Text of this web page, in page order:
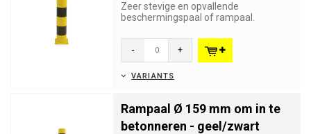
Zeer stevige en opvallende
beschermingspaal of rampaal.
winkelbeveilig...
- +
VARIANTS
Rampaal Ø 159 mm om in te
betonneren - geel/zwart